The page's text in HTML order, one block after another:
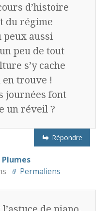
d’histoire
du régime
peux aussi
peu de tout
s’y cache
en trouve !
journées font
un réveil ?
Répondre
Permaliens